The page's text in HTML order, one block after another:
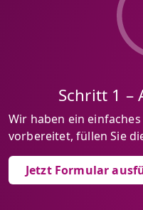
Schritt 1 –
Wir haben ein
vorbereitet, füllen Sie
Jetzt Formular